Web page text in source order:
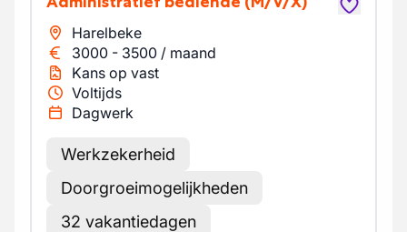
Harelbeke
3000 - 3500 / maand
Kans op vast
Voltijds
Dagwerk
Werkzekerheid
Doorgroeimogelijkheden
32 vakantiedagen